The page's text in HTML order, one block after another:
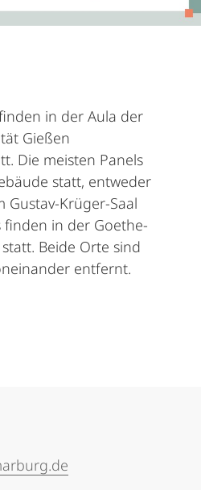
in der Aula der
Gießen
Die meisten Panels
statt, entweder
Gustav-Krüger-Saal
finden in der Goethe-
Beide Orte sind
entfernt.